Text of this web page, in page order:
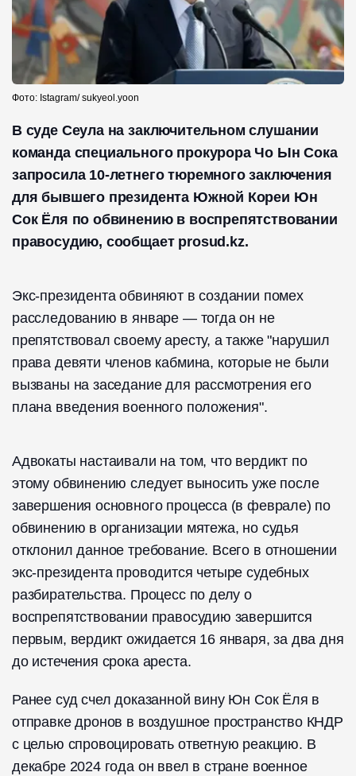
Фото: Istagram/ sukyeol.yoon
В суде Сеула на заключительном слушании
команда специального прокурора Чо Ын Сока
запросила 10-летнего тюремного заключения
для бывшего президента Южной Кореи Юн
Сок Ёля по обвинению в воспрепятствовании
правосудию, сообщает prosud.kz.
Экс-президента обвиняют в создании помех
расследованию в январе — тогда он не
препятствовал своему аресту, а также "нарушил
права девяти членов кабмина, которые не были
вызваны на заседание для рассмотрения его
плана введения военного положения".
Адвокаты настаивали на том, что вердикт по
этому обвинению следует выносить уже после
завершения основного процесса (в феврале) по
обвинению в организации мятежа, но судья
отклонил данное требование. Всего в отношении
экс-президента проводится четыре судебных
разбирательства. Процесс по делу о
воспрепятствовании правосудию завершится
первым, вердикт ожидается 16 января, за два дня
до истечения срока ареста.
Ранее суд счел доказанной вину Юн Сок Ёля в
отправке дронов в воздушное пространство КНДР
с целью спровоцировать ответную реакцию. В
декабре 2024 года он ввел в стране военное